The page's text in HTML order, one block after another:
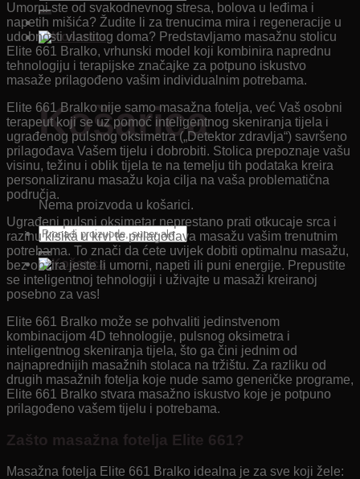
Košarica
Nema proizvoda u košarici.
Pretraži:
Umorni ste od svakodnevnog stresa, bolova u leđima i
napetih mišića? Žudite li za trenucima mira i regeneracije u
udobnosti vlastitog doma? Predstavljamo masažnu stolicu
Elite 661 Bralko, vrhunski model koji kombinira naprednu
tehnologiju i terapijske značajke za potpuno iskustvo
masaže prilagođeno vašim individualnim potrebama.
Elite 661 Bralko nije samo masažna fotelja, već Vaš osobni
terapeut koji se uz pomoć inteligentnog skeniranja tijela i
ugrađenog pulsnog oksimetra („Detektor zdravlja“) savršeno
prilagođava Vašem tijelu i dobrobiti. Stolica prepoznaje vašu
visinu, težinu i oblik tijela te na temelju tih podataka kreira
personaliziranu masažu koja cilja na vaša problematična
područja.
Ugrađeni pulsni oksimetar neprestano prati otkucaje srca i
razinu kisika u krvi te prilagođava masažu vašim trenutnim
potrebama. To znači da ćete uvijek dobiti optimalnu masažu,
bez obzira jeste li umorni, napeti ili puni energije. Prepustite
se inteligentnoj tehnologiji i uživajte u masaži kreiranoj
posebno za vas!
Elite 661 Bralko može se pohvaliti jedinstvenom
kombinacijom 4D tehnologije, pulsnog oksimetra i
inteligentnog skeniranja tijela, što ga čini jednim od
najnaprednijih masažnih stolaca na tržištu. Za razliku od
drugih masažnih fotelja koje nude samo generičke programe,
Elite 661 Bralko stvara masažno iskustvo koje je potpuno
prilagođeno vašem tijelu i potrebama.
Zašto masažna fotelja Elite 661?
Masažna fotelja Elite 661 Bralko idealna je za sve koji žele: